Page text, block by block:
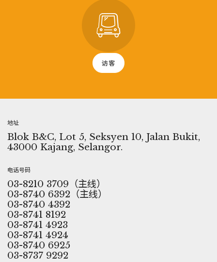
访客
地址
Blok B&C, Lot 5, Seksyen 10, Jalan Bukit,
43000 Kajang, Selangor.
电话号码
03-8210 3709（主线）
03-8740 6392（主线）
03-8740 4392
03-8741 8192
03-8741 4923
03-8741 4924
03-8740 6925
03-8737 9292